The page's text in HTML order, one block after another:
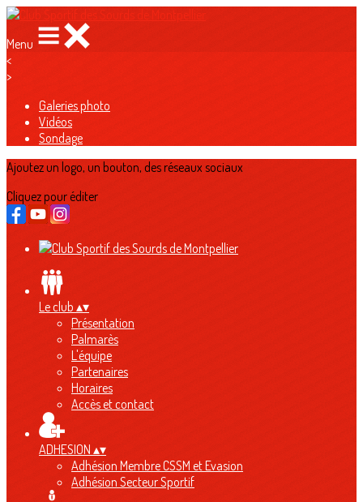
Menu
<
>
Galeries photo
Vidéos
Sondage
Ajoutez un logo, un bouton, des réseaux sociaux
Cliquez pour éditer
Le club ▴▾
Présentation
Palmarès
L'équipe
Partenaires
Horaires
Accès et contact
ADHESION ▴▾
Adhésion Membre CSSM et Evasion
Adhésion Secteur Sportif